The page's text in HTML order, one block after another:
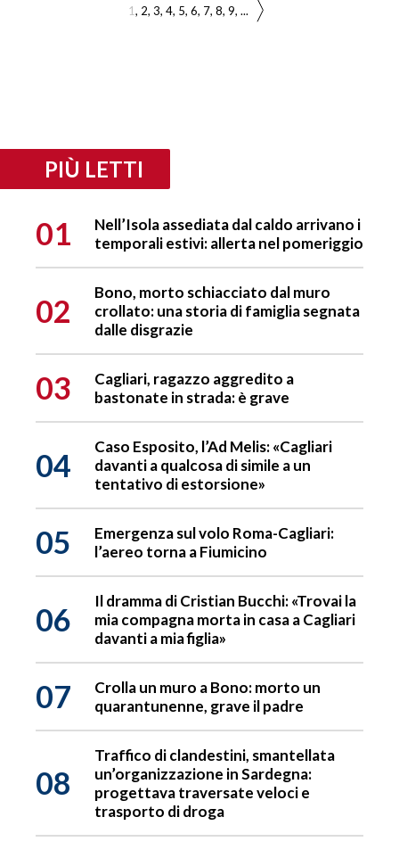
1 2 3 4 5 6 7 8 9 ...
PIÙ LETTI
01
Nell’Isola assediata dal caldo arrivano i
temporali estivi: allerta nel pomeriggio
02
Bono, morto schiacciato dal muro
crollato: una storia di famiglia segnata
dalle disgrazie
03
Cagliari, ragazzo aggredito a
bastonate in strada: è grave
04
Caso Esposito, l’Ad Melis: «Cagliari
davanti a qualcosa di simile a un
tentativo di estorsione»
05
Emergenza sul volo Roma-Cagliari:
l’aereo torna a Fiumicino
06
Il dramma di Cristian Bucchi: «Trovai la
mia compagna morta in casa a Cagliari
davanti a mia figlia»
07
Crolla un muro a Bono: morto un
quarantunenne, grave il padre
08
Traffico di clandestini, smantellata
un’organizzazione in Sardegna:
progettava traversate veloci e
trasporto di droga